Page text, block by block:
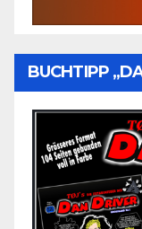
BUCHTIPP